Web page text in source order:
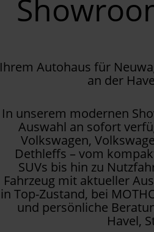
Ihrem Autohaus für
an der
In unserem modernen
Auswahl an sofort
Volkswagen,
Dethleffs – vom
SUVs bis hin zu
Fahrzeug mit aktueller
in Top-Zustand, bei
und persönliche
Havel,